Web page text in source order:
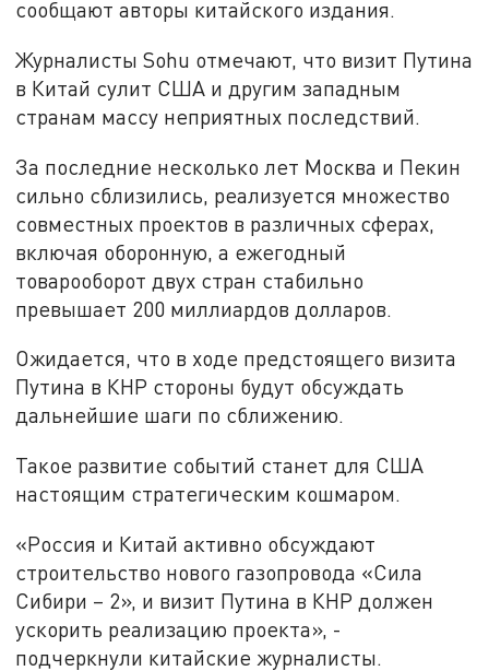
сообщают авторы китайского издания.
Журналисты Sohu отмечают, что визит Путина
в Китай сулит США и другим западным
странам массу неприятных последствий.
За последние несколько лет Москва и Пекин
сильно сблизились, реализуется множество
совместных проектов в различных сферах,
включая оборонную, а ежегодный
товарооборот двух стран стабильно
превышает 200 миллиардов долларов.
Ожидается, что в ходе предстоящего визита
Путина в КНР стороны будут обсуждать
дальнейшие шаги по сближению.
Такое развитие событий станет для США
настоящим стратегическим кошмаром.
«Россия и Китай активно обсуждают
строительство нового газопровода «Сила
Сибири – 2», и визит Путина в КНР должен
ускорить реализацию проекта», -
подчеркнули китайские журналисты.